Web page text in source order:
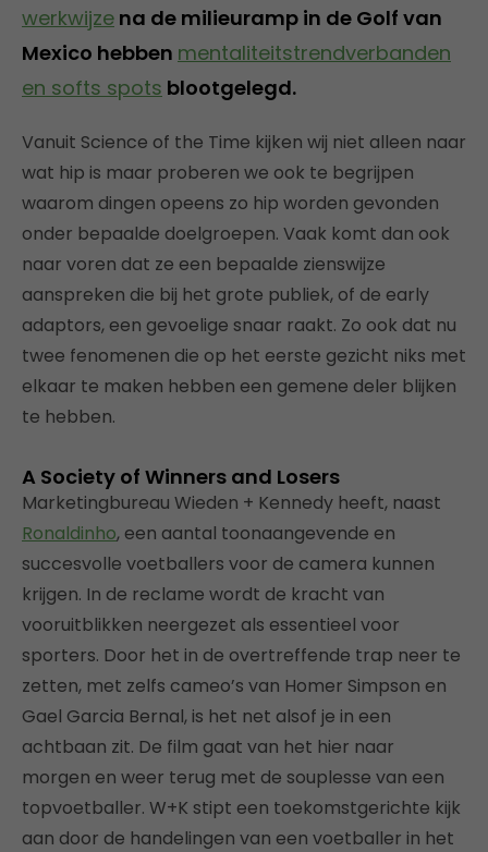
werkwijze na de milieuramp in de Golf van
Mexico hebben mentaliteitstrendverbanden
en softs spots blootgelegd.
Vanuit Science of the Time kijken wij niet alleen naar
wat hip is maar proberen we ook te begrijpen
waarom dingen opeens zo hip worden gevonden
onder bepaalde doelgroepen. Vaak komt dan ook
naar voren dat ze een bepaalde zienswijze
aanspreken die bij het grote publiek, of de early
adaptors, een gevoelige snaar raakt. Zo ook dat nu
twee fenomenen die op het eerste gezicht niks met
elkaar te maken hebben een gemene deler blijken
te hebben.
A Society of Winners and Losers
Marketingbureau Wieden + Kennedy heeft, naast
Ronaldinho, een aantal toonaangevende en
succesvolle voetballers voor de camera kunnen
krijgen. In de reclame wordt de kracht van
vooruitblikken neergezet als essentieel voor
sporters. Door het in de overtreffende trap neer te
zetten, met zelfs cameo’s van Homer Simpson en
Gael Garcia Bernal, is het net alsof je in een
achtbaan zit. De film gaat van het hier naar
morgen en weer terug met de souplesse van een
topvoetballer. W+K stipt een toekomstgerichte kijk
aan door de handelingen van een voetballer in het